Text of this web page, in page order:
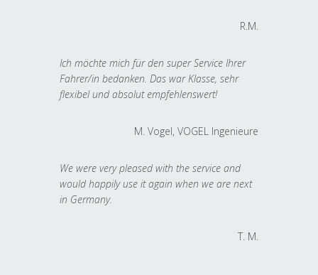
R.M.
Ich möchte mich für den super Service Ihrer
Fahrer/in bedanken. Das war Klasse, sehr
flexibel und absolut empfehlenswert!
M. Vogel, VOGEL Ingenieure
We were very pleased with the service and
would happily use it again when we are next
in Germany.
T. M.